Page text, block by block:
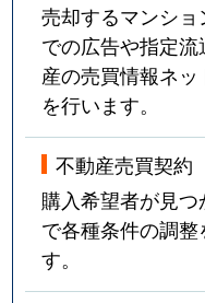
売却するマンシ
での広告や指定
産の売買情報ネ
を行います。
不動産売買契約
購入希望者が見
で各種条件の調
す。